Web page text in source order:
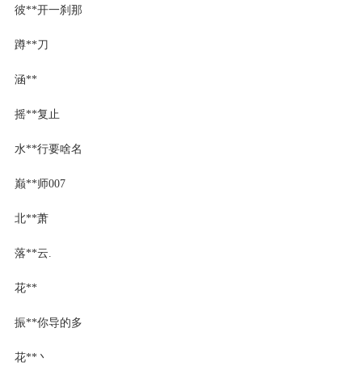
彼**开一刹那
蹲**刀
涵**
摇**复止
水**行要啥名
巅**师007
北**萧
落**云.
花**
振**你导的多
花**丶